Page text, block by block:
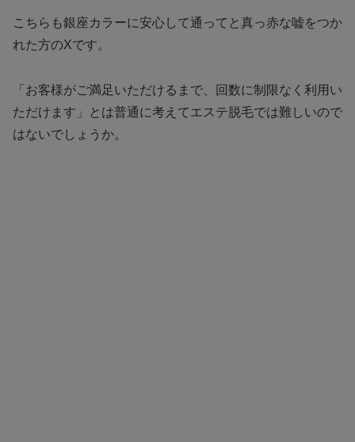
こちらも銀座カラーに安心して通ってと真っ赤な嘘をつか
れた方のXです。
「お客様がご満足いただけるまで、回数に制限なく利用い
ただけます」とは普通に考えてエステ脱毛では難しいので
はないでしょうか。